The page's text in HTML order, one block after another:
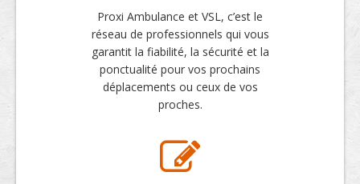
Proxi Ambulance et VSL, c’est le
réseau de professionnels qui vous
garantit la fiabilité, la sécurité et la
ponctualité pour vos prochains
déplacements ou ceux de vos
proches.